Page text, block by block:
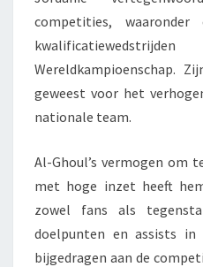
competities,
Wereldkampioenschap.
geweest voor het
nationale team.
Al-Ghoul’s vermogen om
met hoge inzet heeft
zowel fans als
doelpunten en assists in
bijgedragen aan de